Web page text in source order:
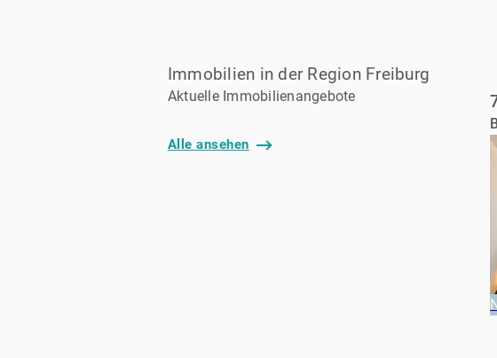
Immobilien in der Region Freiburg
Aktuelle Immobilienangebote
Alle ansehen